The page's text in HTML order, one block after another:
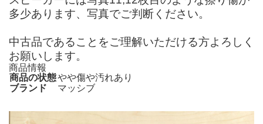
多少あります、写真でご判断ください。
中古品であることをご理解いただける方よろしく
お願いします。
商品情報
商品の状態やや傷や汚れあり
ブランド
マッシブ